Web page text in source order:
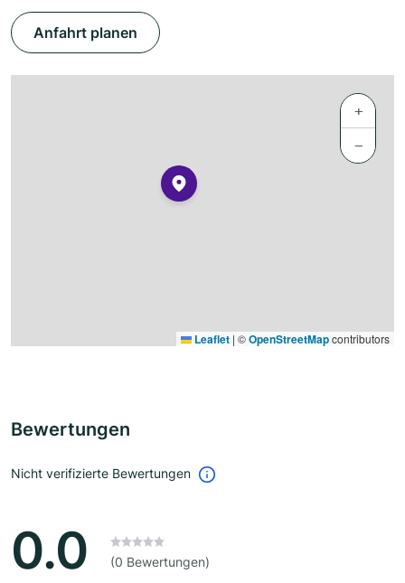
Anfahrt planen
+
−
Leaflet | ©OpenStreetMapcontributors
Bewertungen
Nicht verifizierte Bewertungen
0.0 (0 Bewertungen)